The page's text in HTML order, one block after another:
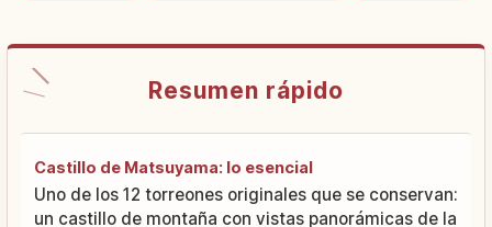
Resumen rápido
Castillo de Matsuyama: lo esencial
Uno de los 12 torreones originales que se conservan:
un castillo de montaña con vistas panorámicas de la